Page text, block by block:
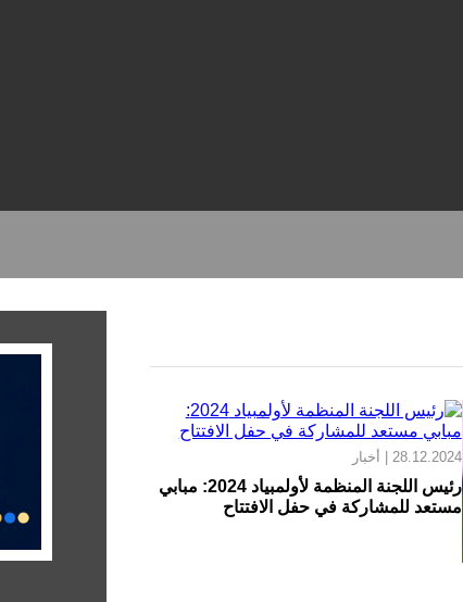
28.12.2024 | أخبار
رئيس اللجنة المنظمة لأولمبياد 2024: مبابي
مستعد للمشاركة في حفل الافتتاح